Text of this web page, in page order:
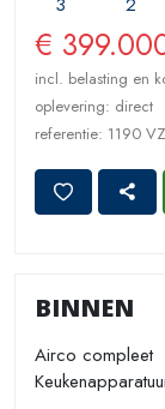
€
incl. belasting en
oplevering: direct
referentie: 1190 VZ
BINNEN
Airco compleet